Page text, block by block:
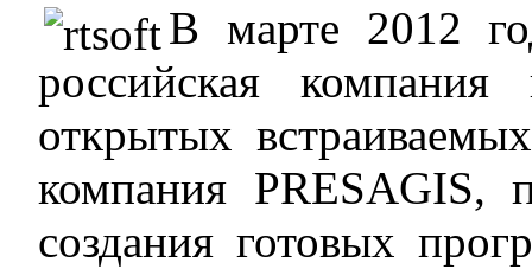
В марте 2012
российская
открытых
компания PRESAGIS,
создания готовых